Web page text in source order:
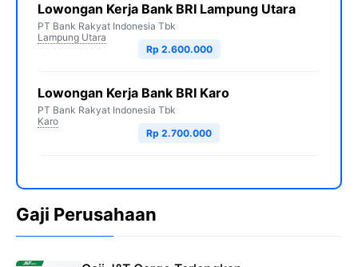
Lowongan Kerja Bank BRI Lampung Utara
PT Bank Rakyat Indonesia Tbk
Lampung Utara
Rp 2.600.000
Lowongan Kerja Bank BRI Karo
PT Bank Rakyat Indonesia Tbk
Karo
Rp 2.700.000
Gaji Perusahaan